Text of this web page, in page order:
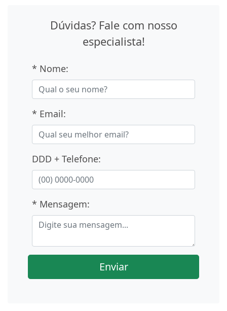
Dúvidas? Fale com nosso
especialista!
* Nome:
* Email:
DDD + Telefone:
* Mensagem:
Enviar